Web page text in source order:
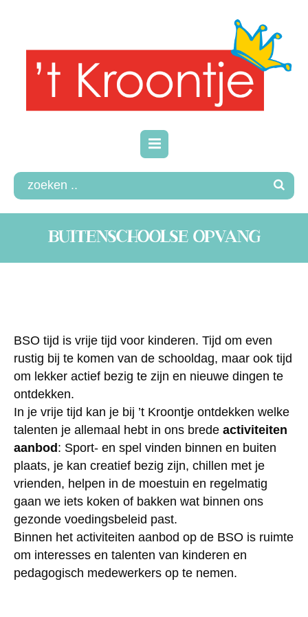
BUITENSCHOOLSE OPVANG
BSO tijd is vrije tijd voor kinderen. Tijd om even
rustig bij te komen van de schooldag, maar ook tijd
om lekker actief bezig te zijn en nieuwe dingen te
ontdekken.
In je vrije tijd kan je bij ’t Kroontje ontdekken welke
talenten je allemaal hebt in ons brede activiteiten
aanbod: Sport- en spel vinden binnen en buiten
plaats, je kan creatief bezig zijn, chillen met je
vrienden, helpen in de moestuin en regelmatig
gaan we iets koken of bakken wat binnen ons
gezonde voedingsbeleid past.
Binnen het activiteiten aanbod op de BSO is ruimte
om interesses en talenten van kinderen en
pedagogisch medewerkers op te nemen.